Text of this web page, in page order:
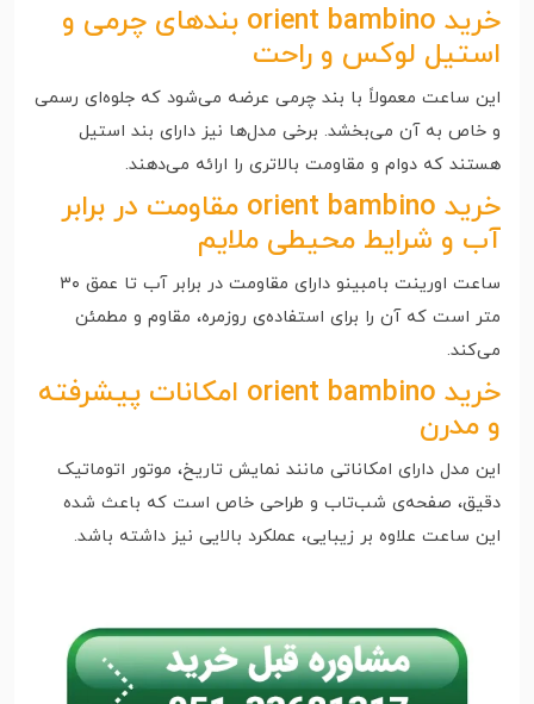
خرید orient bambino بندهای چرمی و
استیل لوکس و راحت
این ساعت معمولاً با بند چرمی عرضه می‌شود که جلوه‌ای رسمی
و خاص به آن می‌بخشد. برخی مدل‌ها نیز دارای بند استیل
هستند که دوام و مقاومت بالاتری را ارائه می‌دهند.
خرید orient bambino مقاومت در برابر
آب و شرایط محیطی ملایم
ساعت اورینت بامبینو دارای مقاومت در برابر آب تا عمق ۳۰
متر است که آن را برای استفاده‌ی روزمره، مقاوم و مطمئن
می‌کند.
خرید orient bambino امکانات پیشرفته
و مدرن
این مدل دارای امکاناتی مانند نمایش تاریخ، موتور اتوماتیک
دقیق، صفحه‌ی شب‌تاب و طراحی خاص است که باعث شده
این ساعت علاوه بر زیبایی، عملکرد بالایی نیز داشته باشد.